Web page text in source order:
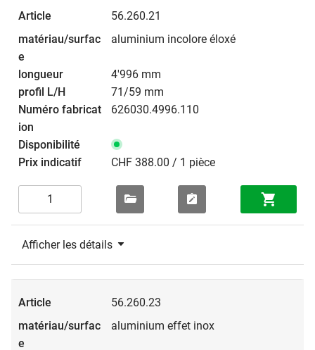
56.260.21
aluminium incolore éloxé
4'996 mm
71/59 mm
626030.4996.110
CHF 388.00 / 1 pièce
Afficher les détails
56.260.23
aluminium effet inox